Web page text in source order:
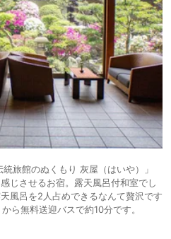
旅館のぬくもり 灰屋（はいや）」
じさせるお宿。露天風呂付和室でし
風呂を2人占めできるなんて贅沢です
ら無料送迎バスで約10分です。